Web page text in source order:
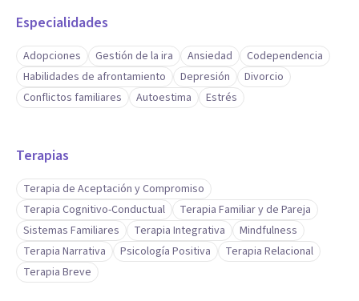
Especialidades
Adopciones Gestión de la ira Ansiedad
Codependencia
Habilidades de afrontamiento
Depresión
Divorcio
Conflictos familiares
Autoestima Estrés
Terapias
Terapia de Aceptación y Compromiso
Terapia Cognitivo-Conductual
Terapia Familiar y de Pareja
Sistemas Familiares
Terapia Integrativa
Mindfulness
Terapia Narrativa
Psicología Positiva
Terapia Relacional
Terapia Breve